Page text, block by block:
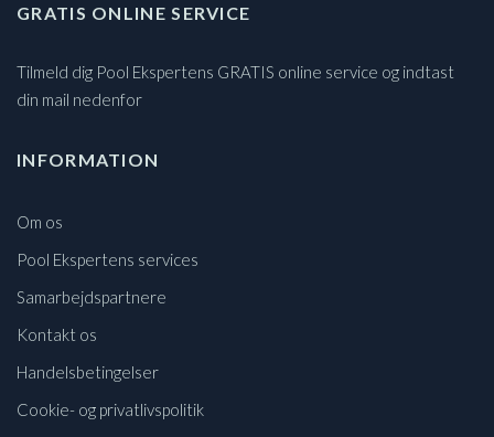
GRATIS ONLINE SERVICE
Tilmeld dig Pool Ekspertens GRATIS online service og indtast
din mail nedenfor
INFORMATION
Om os
Pool Ekspertens services
Samarbejdspartnere
Kontakt os
Handelsbetingelser
Cookie- og privatlivspolitik